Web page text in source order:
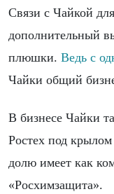
Связи с Чайкой
дополнительный
плюшки. Ведь с
Чайки общий
В бизнесе Чайки
Ростех под
долю имеет как
«Росхимзащита».